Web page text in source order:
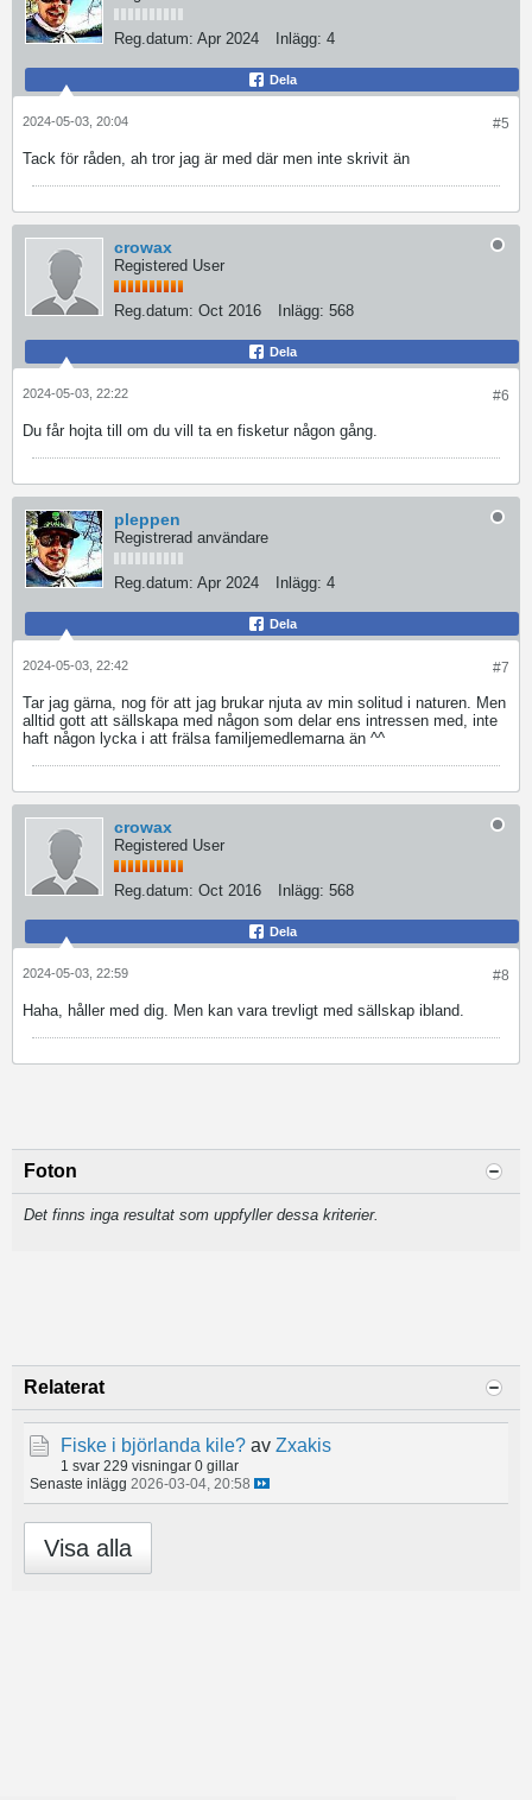
Reg.datum: Apr 2024 Inlägg: 4
Dela
#5
2024-05-03, 20:04
Tack för råden, ah tror jag är med där men inte skrivit än
crowax
Registered User
Reg.datum: Oct 2016 Inlägg: 568
Dela
#6
2024-05-03, 22:22
Du får hojta till om du vill ta en fisketur någon gång.
pleppen
Registrerad användare
Reg.datum: Apr 2024 Inlägg: 4
Dela
#7
2024-05-03, 22:42
Tar jag gärna, nog för att jag brukar njuta av min solitud i naturen. Men
alltid gott att sällskapa med någon som delar ens intressen med, inte
haft någon lycka i att frälsa familjemedlemarna än ^^
crowax
Registered User
Reg.datum: Oct 2016 Inlägg: 568
Dela
#8
2024-05-03, 22:59
Haha, håller med dig. Men kan vara trevligt med sällskap ibland.
Foton
Det finns inga resultat som uppfyller dessa kriterier.
Relaterat
Fiske i björlanda kile? av Zxakis
1 svar 229 visningar 0 gillar
Senaste inlägg 2026-03-04, 20:58
Visa alla